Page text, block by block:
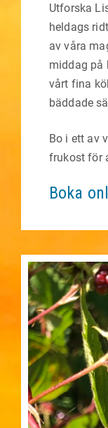
Utforska
heldags
av våra
middag på
vårt fina
bäddade
Bo i ett av
frukost för
Boka